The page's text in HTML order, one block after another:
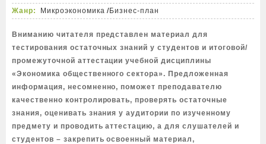
Жанр:
Микроэкономика /Бизнес-план
Вниманию читателя представлен материал для
тестирования остаточных знаний у студентов и итоговой/
промежуточной аттестации учебной дисциплины
«Экономика общественного сектора». Предложенная
информация, несомненно, поможет преподавателю
качественно контролировать, проверять остаточные
знания, оценивать знания у аудитории по изученному
предмету и проводить аттестацию, а для слушателей и
студентов – закрепить освоенный материал,